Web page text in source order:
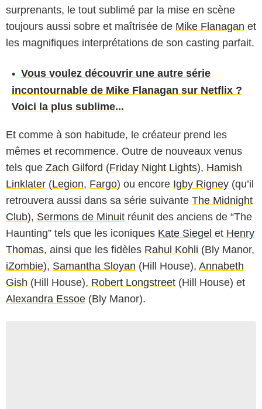
surprenants, le tout sublimé par la mise en scène
toujours aussi sobre et maîtrisée de Mike Flanagan et
les magnifiques interprétations de son casting parfait.
Vous voulez découvrir une autre série
incontournable de Mike Flanagan sur Netflix ?
Voici la plus sublime...
Et comme à son habitude, le créateur prend les
mêmes et recommence. Outre de nouveaux venus
tels que Zach Gilford (Friday Night Lights), Hamish
Linklater (Legion, Fargo) ou encore Igby Rigney (qu’il
retrouvera aussi dans sa série suivante The Midnight
Club), Sermons de Minuit réunit des anciens de “The
Haunting” tels que les iconiques Kate Siegel et Henry
Thomas, ainsi que les fidèles Rahul Kohli (Bly Manor,
iZombie), Samantha Sloyan (Hill House), Annabeth
Gish (Hill House), Robert Longstreet (Hill House) et
Alexandra Essoe (Bly Manor).